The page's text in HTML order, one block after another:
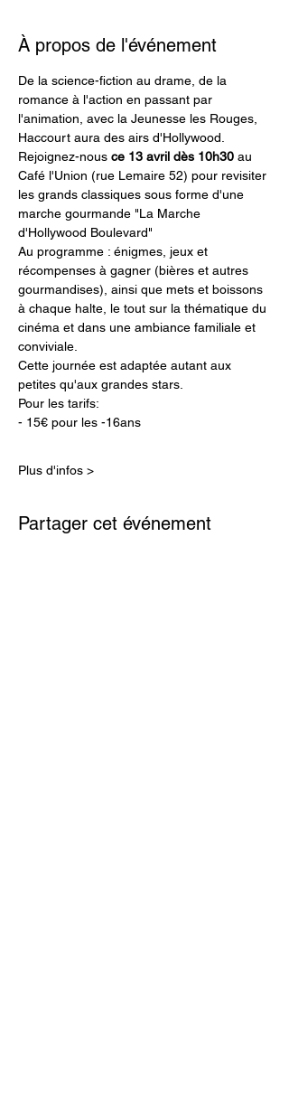
À propos de l'événement
De la science-fiction au drame, de la
romance à l'action en passant par
l'animation, avec la Jeunesse les Rouges,
Haccourt aura des airs d'Hollywood.
Rejoignez-nous ce 13 avril dès 10h30 au
Café l'Union (rue Lemaire 52) pour revisiter
les grands classiques sous forme d'une
marche gourmande "La Marche
d'Hollywood Boulevard"
Au programme : énigmes, jeux et
récompenses à gagner (bières et autres
gourmandises), ainsi que mets et boissons
à chaque halte, le tout sur la thématique du
cinéma et dans une ambiance familiale et
conviviale.
Cette journée est adaptée autant aux
petites qu'aux grandes stars.
Pour les tarifs:
- 15€ pour les -16ans
Plus d'infos >
Partager cet événement